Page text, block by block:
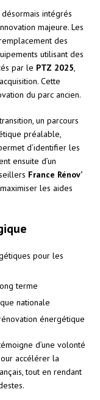
intégrés
majeure. Les
des
utilisant des
par le PTZ 2025
Cette
du parc ancien.
un parcours
préalable,
permet d’identifier les
ensuite d’un
France Rénov’
les aides
pour les
terme
nationale
énergétique
d’une volonté
accélérer la
tout en rendant